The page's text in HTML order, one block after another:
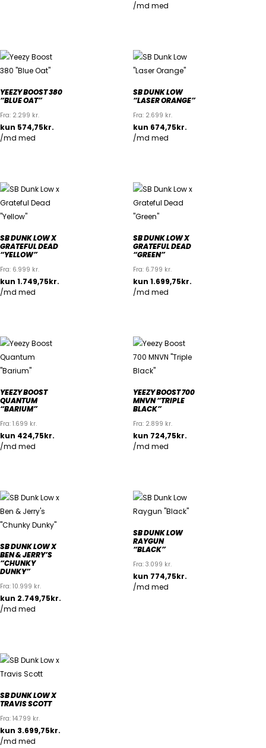
YEEZY BOOST 380
“BLUE OAT”
Fra: 2.299 kr.
SB DUNK LOW
“LASER ORANGE”
Fra: 2.699 kr.
SB DUNK LOW X
GRATEFUL DEAD
“YELLOW”
Fra: 6.999 kr.
SB DUNK LOW X
GRATEFUL DEAD
“GREEN”
Fra: 6.799 kr.
YEEZY BOOST
QUANTUM
“BARIUM”
Fra: 1.699 kr.
YEEZY BOOST 700
MNVN “TRIPLE
BLACK”
Fra: 2.899 kr.
SB DUNK LOW X
BEN & JERRY’S
“CHUNKY
DUNKY”
Fra: 10.999 kr.
SB DUNK LOW
RAYGUN
“BLACK”
Fra: 3.099 kr.
SB DUNK LOW X
TRAVIS SCOTT
Fra: 14.799 kr.